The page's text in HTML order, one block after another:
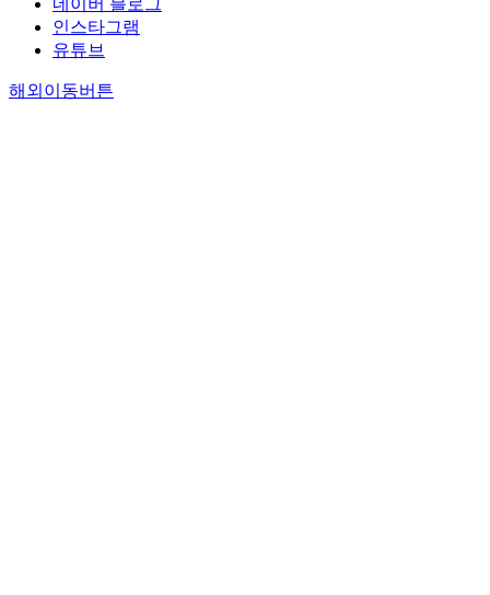
네이버 블로그
인스타그램
유튜브
해외이동버튼